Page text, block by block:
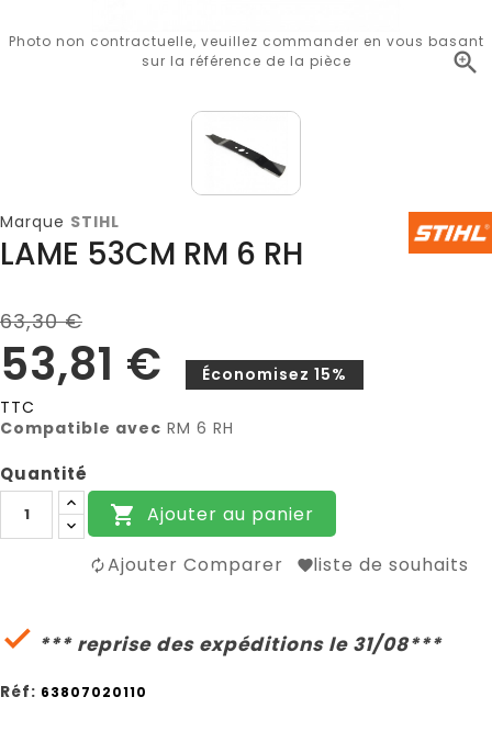

Photo non contractuelle, veuillez commander en vous basant
sur la référence de la pièce
Marque STIHL
LAME 53CM RM 6 RH
63,30 €
53,81 €
Économisez 15%
TTC
Compatible avec RM 6 RH
Quantité
 Ajouter au panier
Ajouter Comparer liste de souhaits
 *** reprise des expéditions le 31/08***
Réf: 63807020110